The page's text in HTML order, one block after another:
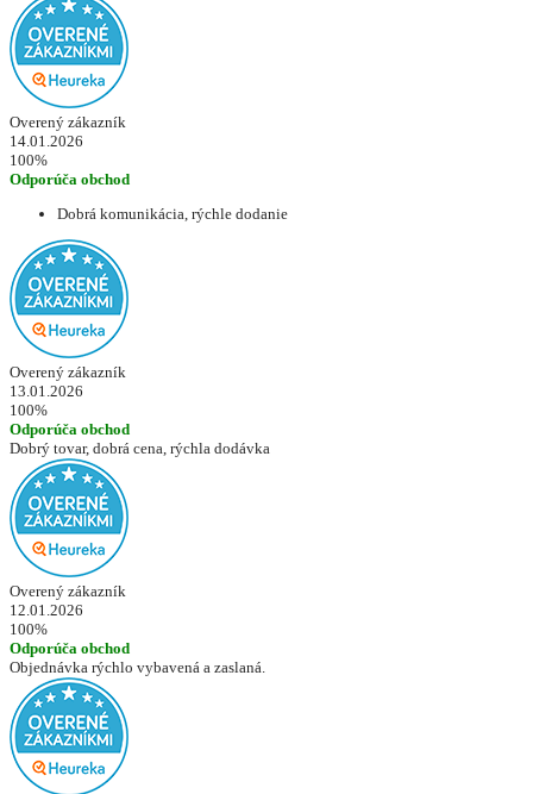
Overený zákazník
14.01.2026
100%
Odporúča obchod
Dobrá komunikácia, rýchle dodanie
Overený zákazník
13.01.2026
100%
Odporúča obchod
Dobrý tovar, dobrá cena, rýchla dodávka
Overený zákazník
12.01.2026
100%
Odporúča obchod
Objednávka rýchlo vybavená a zaslaná.